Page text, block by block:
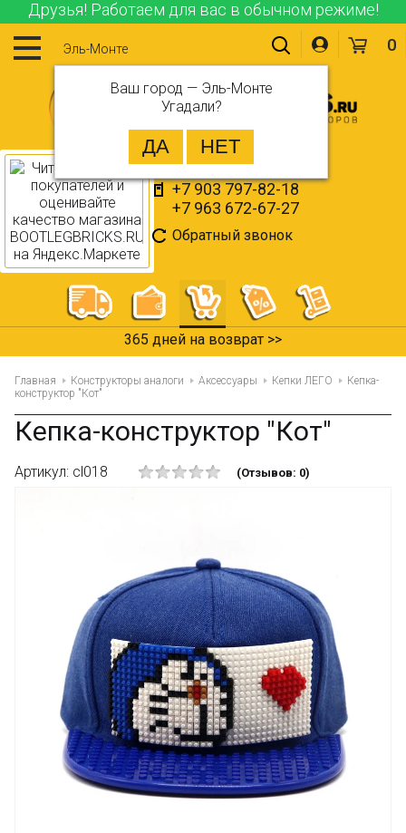
Друзья! Работаем для вас в обычном режиме!
Эль-Монте
Ваш город — Эль-Монте
Угадали?
+7 903 797-82-18
+7 963 672-67-27
Обратный звонок
0
365 дней на возврат >>
Главная Конструкторы аналоги Аксессуары Кепки ЛЕГО
Кепка-
конструктор "Кот"
Кепка-конструктор "Кот"
Артикул: cl018 (Отзывов: 0)